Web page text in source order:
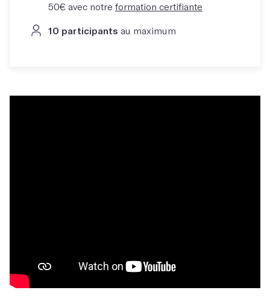
50€ avec notre formation certifiante
10 participants au maximum